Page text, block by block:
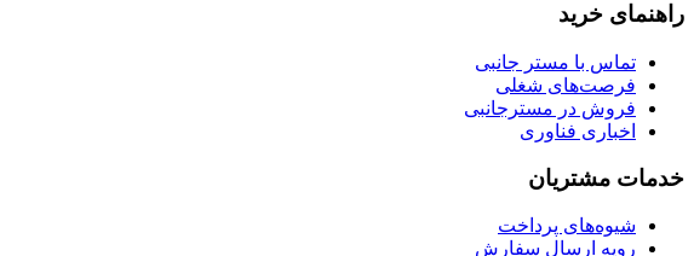
راهنمای خرید
تماس با مستر جانبی
فرصت‌های شغلی
فروش در مسترجانبی
اخباری فناوری
خدمات مشتریان
شیوه‌های پرداخت
رویه ارسال سفارش